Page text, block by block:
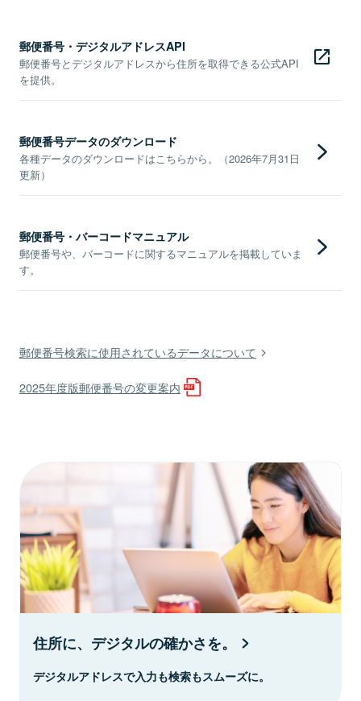
郵便番号・デジタルアドレスAPI
郵便番号とデジタルアドレスから住所を取得できる公式API
を提供。
郵便番号データのダウンロード
各種データのダウンロードはこちらから。（2026年7月31日
更新）
郵便番号・バーコードマニュアル
郵便番号や、バーコードに関するマニュアルを掲載していま
す。
郵便番号検索に使用されているデータについて
2025年度版郵便番号の変更案内
住所に、デジタルの確かさを。
デジタルアドレスで入力も検索もスムーズに。